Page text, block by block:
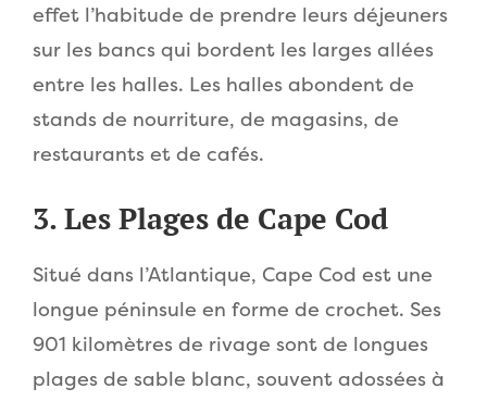
effet l’habitude de prendre leurs déjeuners
sur les bancs qui bordent les larges allées
entre les halles. Les halles abondent de
stands de nourriture, de magasins, de
restaurants et de cafés.
3. Les Plages de Cape Cod
Situé dans l’Atlantique, Cape Cod est une
longue péninsule en forme de crochet. Ses
901 kilomètres de rivage sont de longues
plages de sable blanc, souvent adossées à